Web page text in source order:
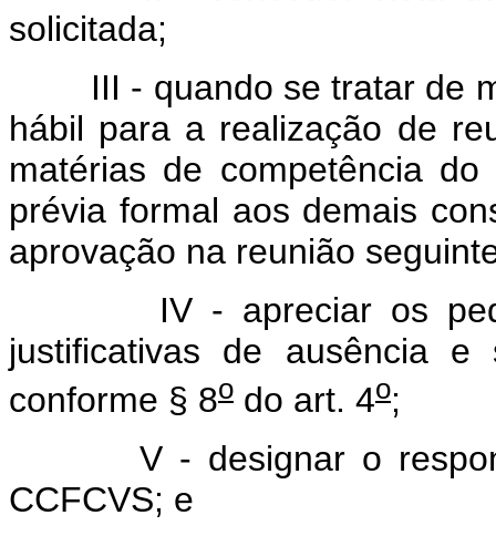
solicitada;
III - quando se tratar de
hábil para a realização de
matérias de competência
prévia formal aos demais
aprovação na reunião
IV - apreciar os
justificativas de ausência
conforme § 8o do art. 4o;
V - designar o
CCFCVS; e